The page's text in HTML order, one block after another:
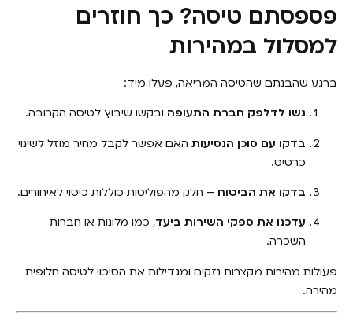
פספסתם טיסה? כך חוזרים
למסלול במהירות
ברגע שהבנתם שהטיסה המריאה, פעלו מיד:
גשו לדלפק חברת התעופהובקשו שיבוץ לטיסה הקרובה.
בדקו עם סוכן הנסיעותהאם אפשר לקבל מחיר מוזל לשינוי
כרטיס.
בדקו את הביטוח– חלק מהפוליסות כוללות כיסוי לאיחורים.
עדכנו את ספקי השירות ביעד, כמו מלונות או חברות
השכרה.
פעולות מהירות מקצרות נזקים ומגדילות את הסיכוי לטיסה חלופית
מהירה.